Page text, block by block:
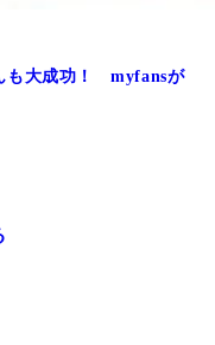
も大成功！ myfansが